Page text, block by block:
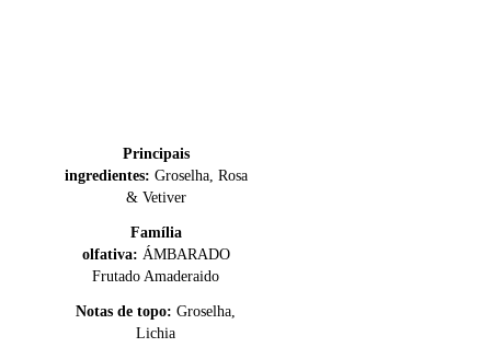
Principais
ingredientes: Groselha, Rosa
& Vetiver
Família
olfativa: ÁMBARADO
Frutado Amaderaido
Notas de topo: Groselha,
Lichia